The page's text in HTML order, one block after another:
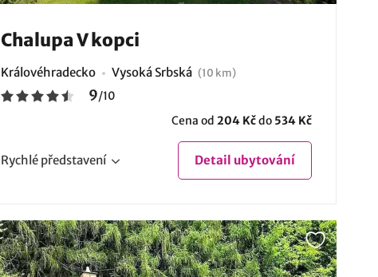
Chalupa V kopci
Královéhradecko Vysoká Srbská (10 km)
9/10
Cena od 204 Kčdo 534 Kč
Rychlé představení Detail ubytování